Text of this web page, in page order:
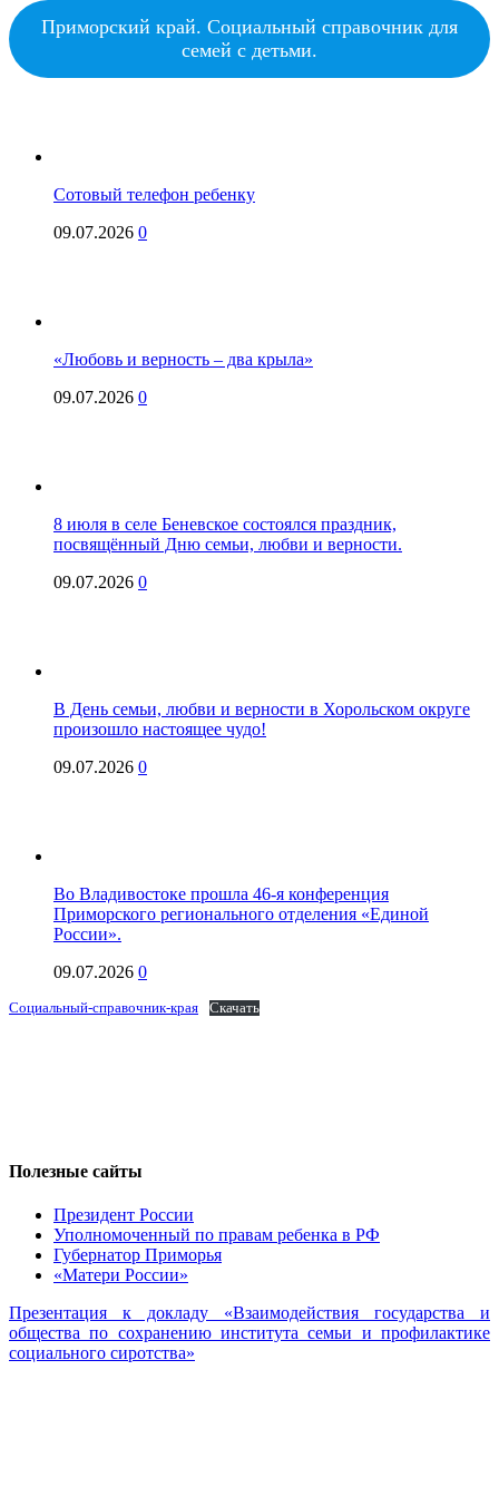
Приморский край. Социальный справочник для
семей с детьми.
Сотовый телефон ребенку
09.07.2026 0
«Любовь и верность – два крыла»
09.07.2026 0
8 июля в селе Беневское состоялся праздник,
посвящённый Дню семьи, любви и верности.
09.07.2026 0
В День семьи, любви и верности в Хорольском округе
произошло настоящее чудо!
09.07.2026 0
Во Владивостоке прошла 46-я конференция
Приморского регионального отделения «Единой
России».
09.07.2026 0
Социальный-справочник-края Скачать
Полезные сайты
Президент России
Уполномоченный по правам ребенка в РФ
Губернатор Приморья
«Матери России»
Презентация к докладу «Взаимодействия государства и
общества по сохранению института семьи и профилактике
социального сиротства»